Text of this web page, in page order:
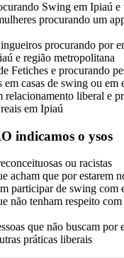
Swing em Ipiaú e
procurando um
procurando por
e região metropolitana
Fetiches e procurando
em casas de swing ou em
relacionamento liberal e
em Ipiaú
indicamos o ysos
ou racistas
acham que por estarem
participar de swing com
não tenham respeito
que não buscam por
práticas liberais